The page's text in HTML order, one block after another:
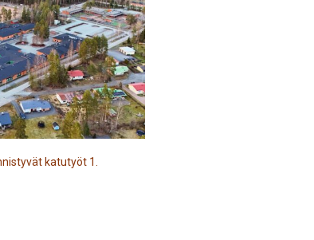
katutyöt 1.